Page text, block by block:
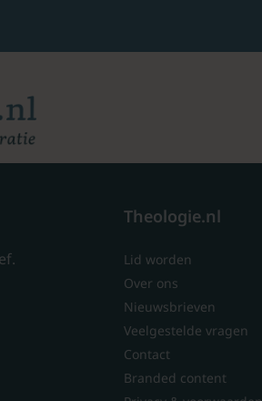
Theologie.nl
Lid worden
Over ons
Nieuwsbrieven
Veelgestelde vragen
Contact
Branded content